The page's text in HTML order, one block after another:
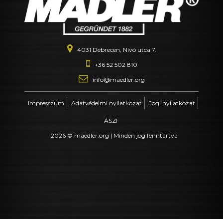
4031 Debrecen, Nívó utca 7.
+36 52 502 810
info@maedler.org
Impresszum Adatvédelmi nyilatkozat Jogi nyilatkozat
ÁSZF
2026 © maedler.org | Minden jog fenntartva